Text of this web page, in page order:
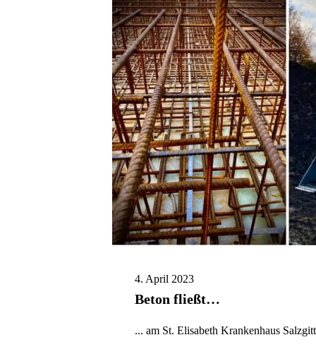
4. April 2023
Beton fließt…
... am St. Elisabeth Krankenhaus